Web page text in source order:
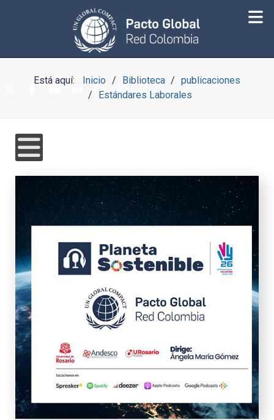
Está aquí: Inicio Biblioteca
publicaciones
Estándares Laborales